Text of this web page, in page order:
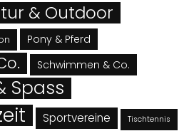
& Outdoor
Pony & Pferd
Schwimmen & Co.
Spass
Sportvereine Tischtennis